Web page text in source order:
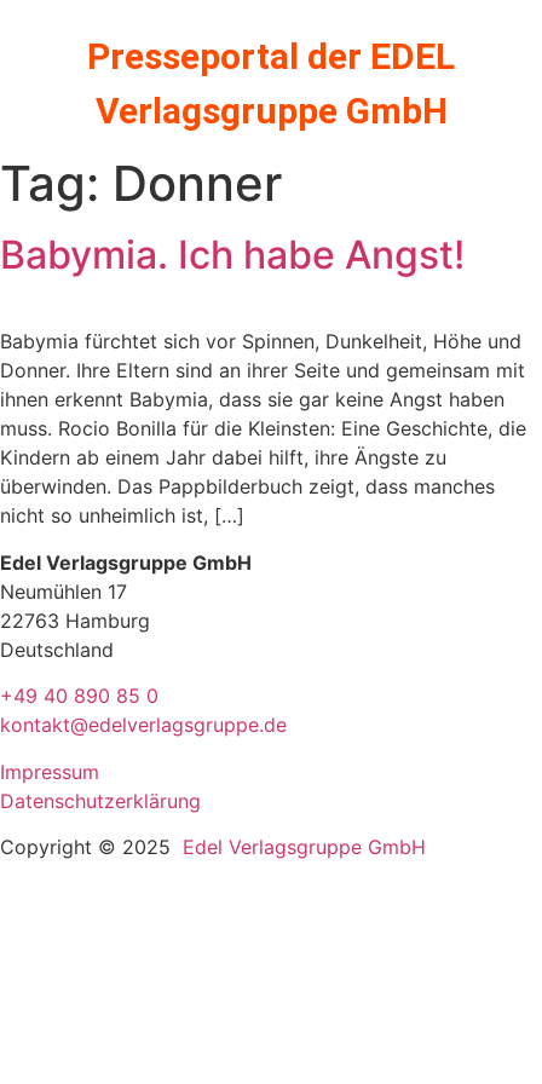
Presseportal der EDEL
Verlagsgruppe GmbH
Tag: Donner
Babymia. Ich habe Angst!
Babymia fürchtet sich vor Spinnen, Dunkelheit, Höhe und
Donner. Ihre Eltern sind an ihrer Seite und gemeinsam mit
ihnen erkennt Babymia, dass sie gar keine Angst haben
muss. Rocio Bonilla für die Kleinsten: Eine Geschichte, die
Kindern ab einem Jahr dabei hilft, ihre Ängste zu
überwinden. Das Pappbilderbuch zeigt, dass manches
nicht so unheimlich ist, […]
Edel Verlagsgruppe GmbH
Neumühlen 17
22763 Hamburg
Deutschland
+49 40 890 85 0
kontakt@edelverlagsgruppe.de
Impressum
Datenschutzerklärung
Copyright © 2025 Edel Verlagsgruppe GmbH